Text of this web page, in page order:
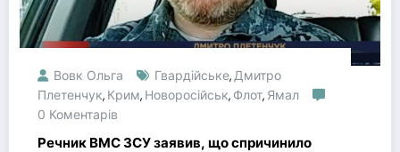
Вовк Ольга Гвардійське, Дмитро
Плетенчук, Крим, Новоросійськ, Флот, Ямал
0 Коментарів
Речник ВМС ЗСУ заявив, що спричинило